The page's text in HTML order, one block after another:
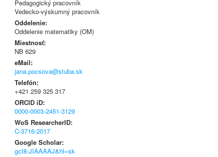
Pedagogický pracovník
Vedecko-výskumný pracovník
Oddelenie:
Oddelenie matematiky (OM)
Miestnosť:
NB 629
eMail:
jana.pocsova@stuba.sk
Telefón:
+421 259 325 317
ORCID iD:
0000-0003-2451-3129
WoS ResearcherID:
C-3716-2017
Google Scholar:
gcI8-JIAAAAJ&hl=sk